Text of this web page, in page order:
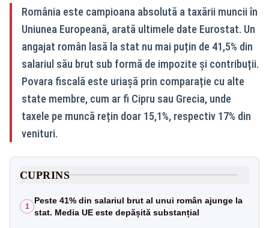
România este campioana absolută a taxării muncii în
Uniunea Europeană, arată ultimele date Eurostat. Un
angajat român lasă la stat nu mai puțin de 41,5% din
salariul său brut sub formă de impozite și contribuții.
Povara fiscală este uriașă prin comparație cu alte
state membre, cum ar fi Cipru sau Grecia, unde
taxele pe muncă rețin doar 15,1%, respectiv 17% din
venituri.
CUPRINS
1
Peste 41% din salariul brut al unui român ajunge la
stat. Media UE este depășită substanțial